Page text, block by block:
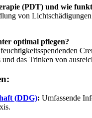
(PDT) und wie
von
optimal pflegen?
das Trinken von
(DDG): Umfassende